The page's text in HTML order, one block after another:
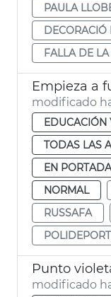
PAULA
DECORACIÓ
FALLA DE
modificado
EDUCACIÓN
TODAS LAS
EN PORTADA
NORMAL
RUSSAFA
Punto
modificado